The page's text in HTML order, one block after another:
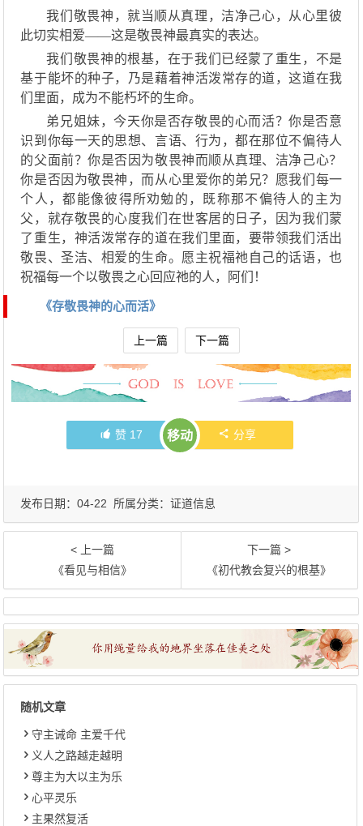
我们敬畏神 ，就当顺从真理，洁净己心，从心里彼
此切实相爱——这是敬畏神最真实的表达。
我们敬畏神的根基，在于我们已经蒙了重生 ， 不是
基于能坏的种子，
乃是藉着神活泼常存的道，这道在我
们里面，成为不能朽坏的生命。
弟兄姐妹，今天你是否存敬畏的心而活？你是否意
识到你每一天的思想、言语、行为，都在那位不偏待人
的父面前？你是否因为敬畏神而顺从真理、洁净己心？
你是否因为敬畏神，而从心里爱你的弟兄？愿我们每一
个人，都能像彼得所劝勉的，既称那不偏待人的主为
父，就存敬畏的心度我们在世客居的日子，因为我们蒙
了重生， 神活泼常存的道在我们里面， 要带领我们活出
敬畏、圣洁、相爱的生命。愿主祝福祂自己的话语，也
祝福每一个以敬畏之心回应祂的人，阿们！
《存敬畏神的心而活》
上一篇 下一篇
赞 17 移动 分享
发布日期：04-22 所属分类：证道信息
< 上一篇
《看见与相信》
下一篇 >
《初代教会复兴的根基》
随机文章
守主诫命 主爱千代
义人之路越走越明
尊主为大以主为乐
心平灵乐
主果然复活